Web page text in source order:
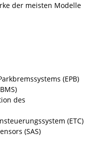
der meisten Modelle
(EPB)
des
(ETC)
(SAS)